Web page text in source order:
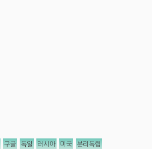
구글 독일 러시아 미국 분리독립